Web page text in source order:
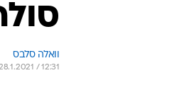
וואלה סלבס
/ 12:31